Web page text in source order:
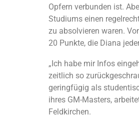
Opfern verbunden ist.
Studiums einen
zu absolvieren waren.
20 Punkte, die Diana
„Ich habe mir Infos
zeitlich so
geringfügig als
ihres GM-Masters,
Feldkirchen.